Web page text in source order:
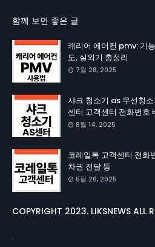
함께 보면 좋은 글
캐리어 에어컨 pmv: 기
도, 실외기 총정리
7월 28, 2025
샤크 청소기 as 무선청
센터 고객센터 전화번호
8월 14, 2025
코레일톡 고객센터 전화
차권 전달 등
5월 26, 2025
COPYRIGHT 2023. LIKSNEWS ALL
.